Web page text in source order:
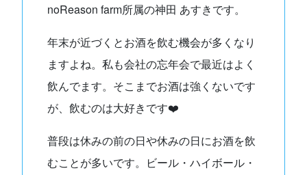
noReason farm所属の神田 あすきです。
年末が近づくとお酒を飲む機会が多くなり
ますよね。私も会社の忘年会で最近はよく
飲んでます。そこまでお酒は強くないです
が、飲むのは大好きです❤️
普段は休みの前の日や休みの日にお酒を飲
むことが多いです。ビール・ハイボール・